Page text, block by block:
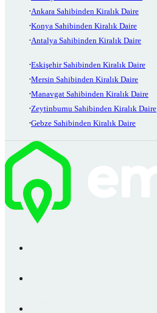
Ankara Sahibinden Kiralık Daire
Konya Sahibinden Kiralık Daire
Antalya Sahibinden Kiralık Daire
Eskişehir Sahibinden Kiralık Daire
Mersin Sahibinden Kiralık Daire
Manavgat Sahibinden Kiralık Daire
Zeytinburnu Sahibinden Kiralık Daire
Gebze Sahibinden Kiralık Daire